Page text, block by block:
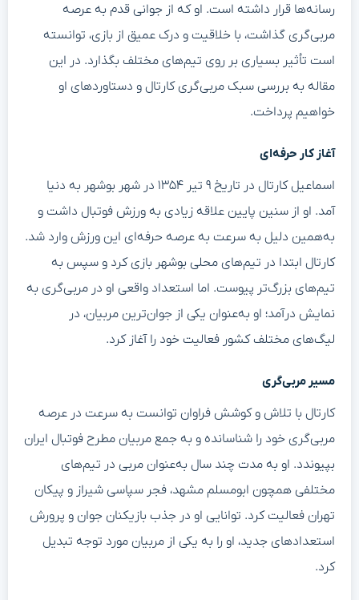
رسانه‌ها قرار داشته است. او که از جوانی قدم به عرصه
مربی‌گری گذاشت، با خلاقیت و درک عمیق از بازی، توانسته
است تأثیر بسیاری بر روی تیم‌های مختلف بگذارد. در این
مقاله به بررسی سبک مربی‌گری کارتال و دستاوردهای او
خواهیم پرداخت.
آغاز کار حرفه‌ای
اسماعیل کارتال در تاریخ ۹ تیر ۱۳۵۴ در شهر بوشهر به دنیا
آمد. او از سنین پایین علاقه زیادی به ورزش فوتبال داشت و
به‌همین دلیل به سرعت به عرصه حرفه‌ای این ورزش وارد شد.
کارتال ابتدا در تیم‌های محلی بوشهر بازی کرد و سپس به
تیم‌های بزرگ‌تر پیوست. اما استعداد واقعی او در مربی‌گری به
نمایش درآمد؛ او به‌عنوان یکی از جوان‌ترین مربیان، در
لیگ‌های مختلف کشور فعالیت خود را آغاز کرد.
مسیر مربی‌گری
کارتال با تلاش و کوشش فراوان توانست به سرعت در عرصه
مربی‌گری خود را شناسانده و به جمع مربیان مطرح فوتبال ایران
بپیوندد. او به مدت چند سال به‌عنوان مربی در تیم‌های
مختلفی همچون ابومسلم مشهد، فجر سپاسی شیراز و پیکان
تهران فعالیت کرد. توانایی او در جذب بازیکنان جوان و پرورش
استعدادهای جدید، او را به یکی از مربیان مورد توجه تبدیل
کرد.